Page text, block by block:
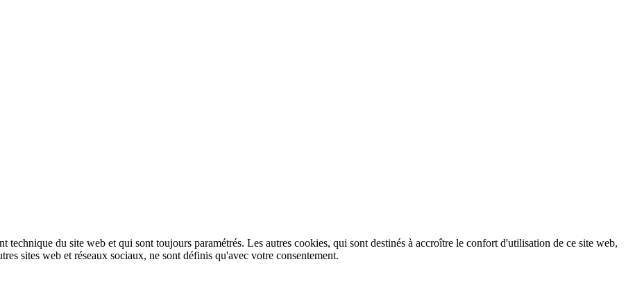
technique du site web et qui sont toujours paramétrés. Les autres cookies, qui sont destinés à accroître le confort d'utilisation de ce site web,
sites web et réseaux sociaux, ne sont définis qu'avec votre consentement.